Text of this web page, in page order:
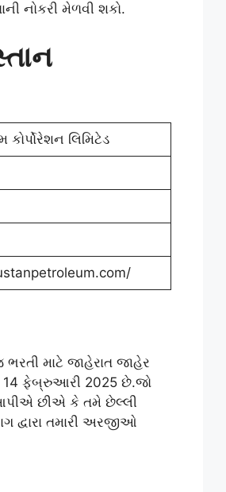
નોકરી મેળવી શકો.
કોર્પોરેશન લિમિટેડ
ભરતી માટે જાહેરાત જાહેર
14 ફેબ્રુઆરી 2025 છે.જો
છીએ કે તમે છેલ્લી
દ્વારા તમારી અરજીઓ